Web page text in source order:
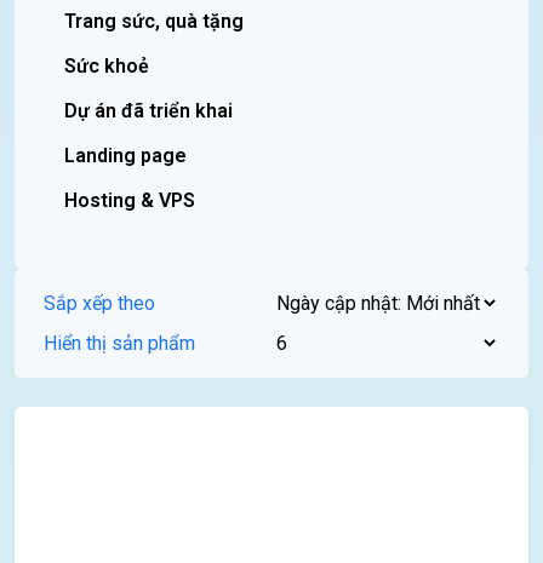
Trang sức, quà tặng
Sức khoẻ
Dự án đã triển khai
Landing page
Hosting & VPS
Sắp xếp theo
Hiển thị sản phẩm